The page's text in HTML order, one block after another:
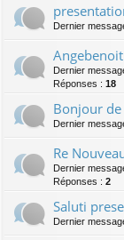
Dernier
Angebenoit
Dernier
Réponses : 18
Bonjour
Dernier
Re
Dernier
Réponses : 2
Saluti
Dernier